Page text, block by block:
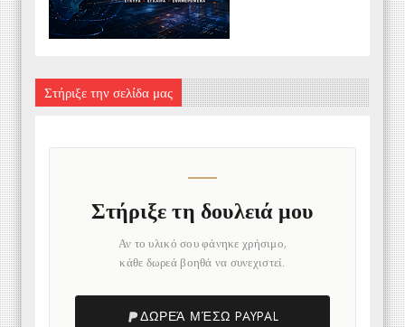
Στήριξε την σελίδα μας
Στήριξε τη δουλειά μου
Αν το υλικό σου φάνηκε χρήσιμο,
κάθε δωρεά βοηθά να συνεχιστεί.
ΔΩΡΕΆ ΜΈΣΩ PAYPAL